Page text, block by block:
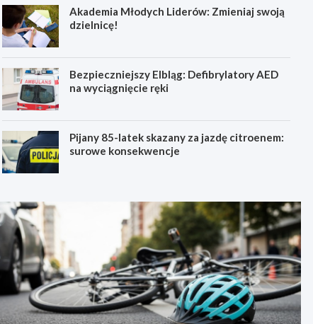
Akademia Młodych Liderów: Zmieniaj swoją
dzielnicę!
Bezpieczniejszy Elbląg: Defibrylatory AED
na wyciągnięcie ręki
Pijany 85-latek skazany za jazdę citroenem:
surowe konsekwencje